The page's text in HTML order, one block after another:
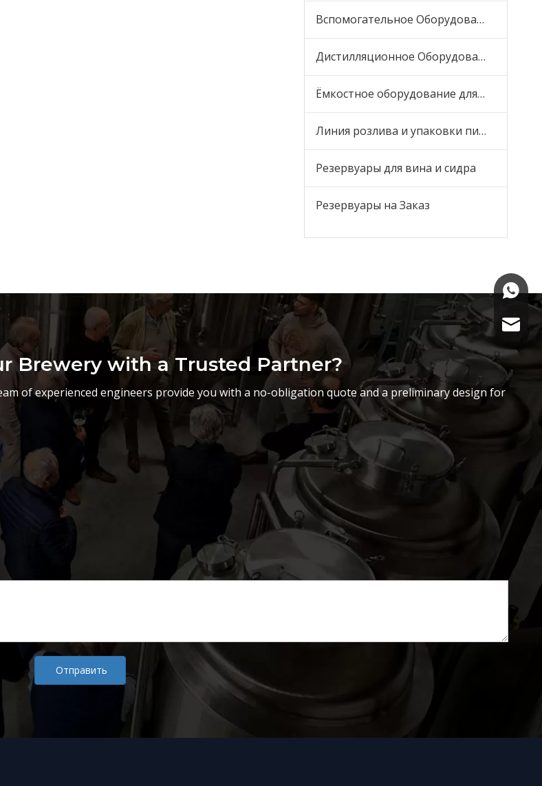
Вспомогательное Оборудование
Дистилляционное Оборудование
Ёмкостное оборудование для пива
Линия розлива и упаковки пива
Резервуары для вина и сидра
Резервуары на Заказ
Brewery with a Trusted Partner?
of experienced engineers provide you with a no-obligation quote and a preliminary design for
Отправить
+86-